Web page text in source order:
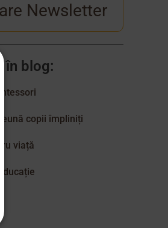
Newsletter
în blog:
copii împliniți
viață